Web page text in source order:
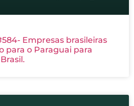
Empresas brasileiras
para o Paraguai para